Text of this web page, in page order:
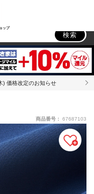
ップ
検索
) 価格改定のお知らせ
商品番号： 67687103